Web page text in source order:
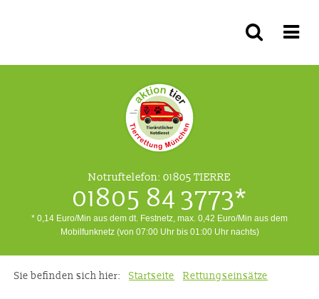
Notruftelefon: 01805 TIERRE
01805 84 3773*
* 0,14 Euro/Min aus dem dt. Festnetz, max. 0,42 Euro/Min aus dem
Mobilfunknetz (von 07:00 Uhr bis 01:00 Uhr nachts)
Sie befinden sich hier: Startseite Rettungseinsätze